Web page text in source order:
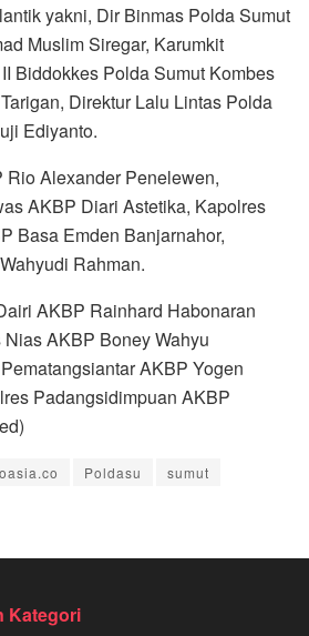
yakni, Dir Binmas Polda Sumut
Muslim Siregar, Karumkit
Biddokkes Polda Sumut Kombes
Direktur Lalu Lintas Polda
Ediyanto.
Alexander Penelewen,
AKBP Diari Astetika, Kapolres
Basa Emden Banjarnahor,
Rahman.
AKBP Rainhard Habonaran
AKBP Boney Wahyu
AKBP Yogen
Padangsidimpuan AKBP
Poldasu sumut
Kategori